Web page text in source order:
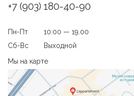
+7 (903) 180-40-90
Пн-Пт
10:00 — 19.00
Сб-Вс
Выходной
Мы на карте